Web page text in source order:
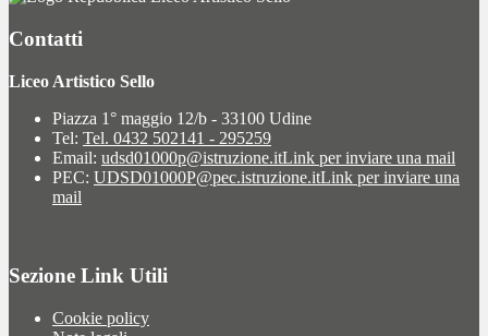
Contatti
Liceo Artistico Sello
Piazza 1° maggio 12/b - 33100 Udine
Tel: Tel. 0432 502141 - 295259
Email: udsd01000p@istruzione.itLink per inviare una mail
PEC: UDSD01000P@pec.istruzione.itLink per inviare una
mail
Sezione Link Utili
Cookie policy